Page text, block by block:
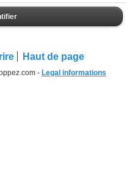
Haut de page
- Legal informations